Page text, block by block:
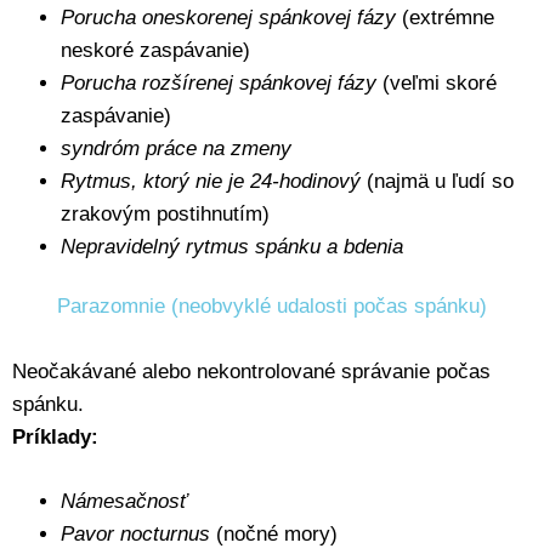
Porucha oneskorenej spánkovej fázy(extrémne
neskoré zaspávanie)
Porucha rozšírenej spánkovej fázy(veľmi skoré
zaspávanie)
syndróm práce na zmeny
Rytmus, ktorý nie je 24-hodinový(najmä u ľudí so
zrakovým postihnutím)
Nepravidelný rytmus spánku a bdenia
Parazomnie (neobvyklé udalosti počas spánku)
Neočakávané alebo nekontrolované správanie počas
spánku.
Príklady:
Námesačnosť
Pavor nocturnus (nočné mory)